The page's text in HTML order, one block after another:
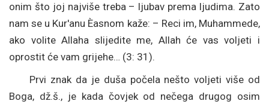
onim što joj najviše treba – ljubav prema ljudima. Zato
nam se u Kur'anu Èasnom kaže: – Reci im, Muhammede,
ako volite Allaha slijedite me, Allah će vas voljeti i
oprostit će vam grijehe… (3: 31).
Prvi znak da je duša počela nešto voljeti više od
Boga, dž.š., je kada čovjek od nečega drugog osim